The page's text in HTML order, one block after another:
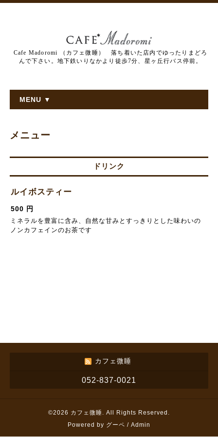
Cafe Madoromi （カフェ微睡） 落ち着いた店内でゆったりまどろ
んで下さい。地下鉄いりなかより徒歩7分、星ヶ丘行バス停前。
MENU ▼
メニュー
ドリンク
ルイボスティー
500 円
ミネラルを豊富に含み、自然な甘みとすっきりとした味わいの
ノンカフェインのお茶です
カフェ微睡
052-837-0021
©2026 カフェ微睡. All Rights Reserved.
Powered by グーペ / Admin